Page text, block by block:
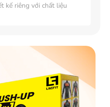
kế riêng với chất liệu